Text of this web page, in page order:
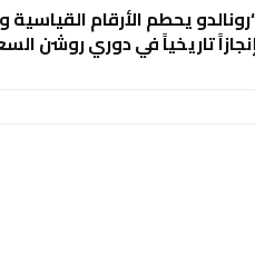
يحطم الأرقام
إنجازاً تاريخياً في دوري روشن